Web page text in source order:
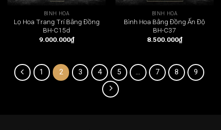
BÌNH HOA
Lọ Hoa Trang Trí Bằng Đồng
BH-C15d
9.000.000₫
BÌNH HOA
Bình Hoa Bằng Đồng Ấn Độ
BH-C37
8.500.000₫
1 2 3 4 5 … 7 8 9